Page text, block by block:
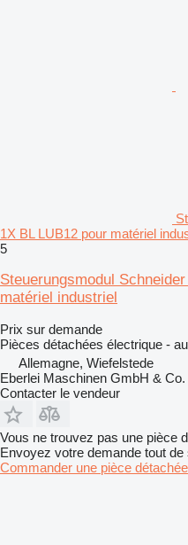
1X BL LUB12 pour matériel
5
Steuerungsmodul
matériel industriel
Prix sur demande
Pièces détachées électrique -
Allemagne, Wiefelstede
Eberlei Maschinen GmbH & Co.
Contacter le vendeur
Vous ne trouvez pas une pièce
Envoyez votre demande tout de
Commander une pièce détachée